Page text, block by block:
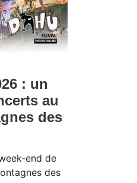
: un
au
des
end de
des